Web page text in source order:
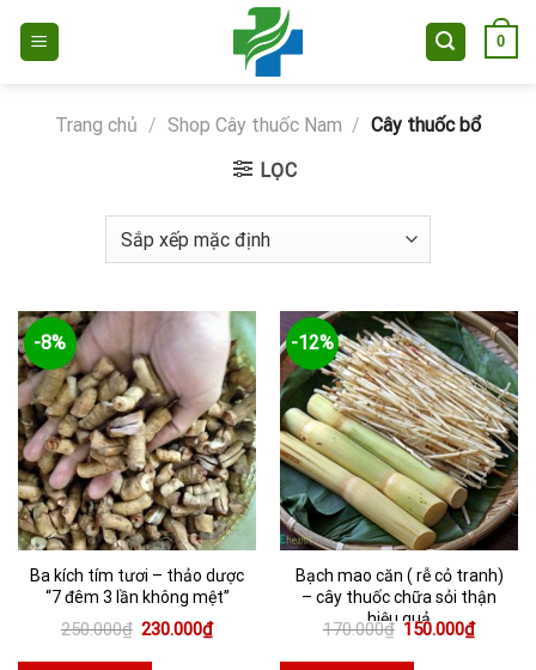
0
Trang chủ / Shop Cây thuốc Nam / Cây thuốc bổ
LỌC
-8%
Ba kích tím tươi – thảo dược
“7 đêm 3 lần không mệt”
250.000₫ Giá
là:
230.000₫Giá
hiện
-12%
Bạch mao căn ( rễ cỏ tranh)
– cây thuốc chữa sỏi thận
hiệu quả
170.000₫ Giá
là:
150.000₫Giá
hiện